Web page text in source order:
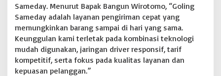
Sameday. Menurut Bapak Bangun Wirotomo, “Goling
Sameday adalah layanan pengiriman cepat yang
memungkinkan barang sampai di hari yang sama.
Keunggulan kami terletak pada kombinasi teknologi
mudah digunakan, jaringan driver responsif, tarif
kompetitif, serta fokus pada kualitas layanan dan
kepuasan pelanggan.”